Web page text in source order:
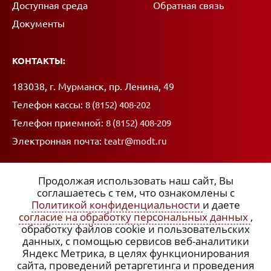
Доступная среда
Документы
Обратная связь
КОНТАКТЫ:
Адрес:
183038, г. Мурманск, пр. Ленина, 49
Телефон кассы: 8 (8152) 408-202
Телефон приемной: 8 (8152) 408-209
Электронная почта: teatr@modt.ru
ССЫЛКИ:
Политика конфиденциальности
Согласие на обработку персональных данных
Продолжая использовать наш сайт, Вы
соглашаетесь с тем, что ознакомлены с
Политикой конфиденциальности и даете
согласие на обработку персональных данных ,
обработку файлов cookie и пользовательских
данных, с помощью сервисов веб-аналитики
Яндекс Метрика, в целях функционирования
сайта, проведений ретаргетинга и проведения